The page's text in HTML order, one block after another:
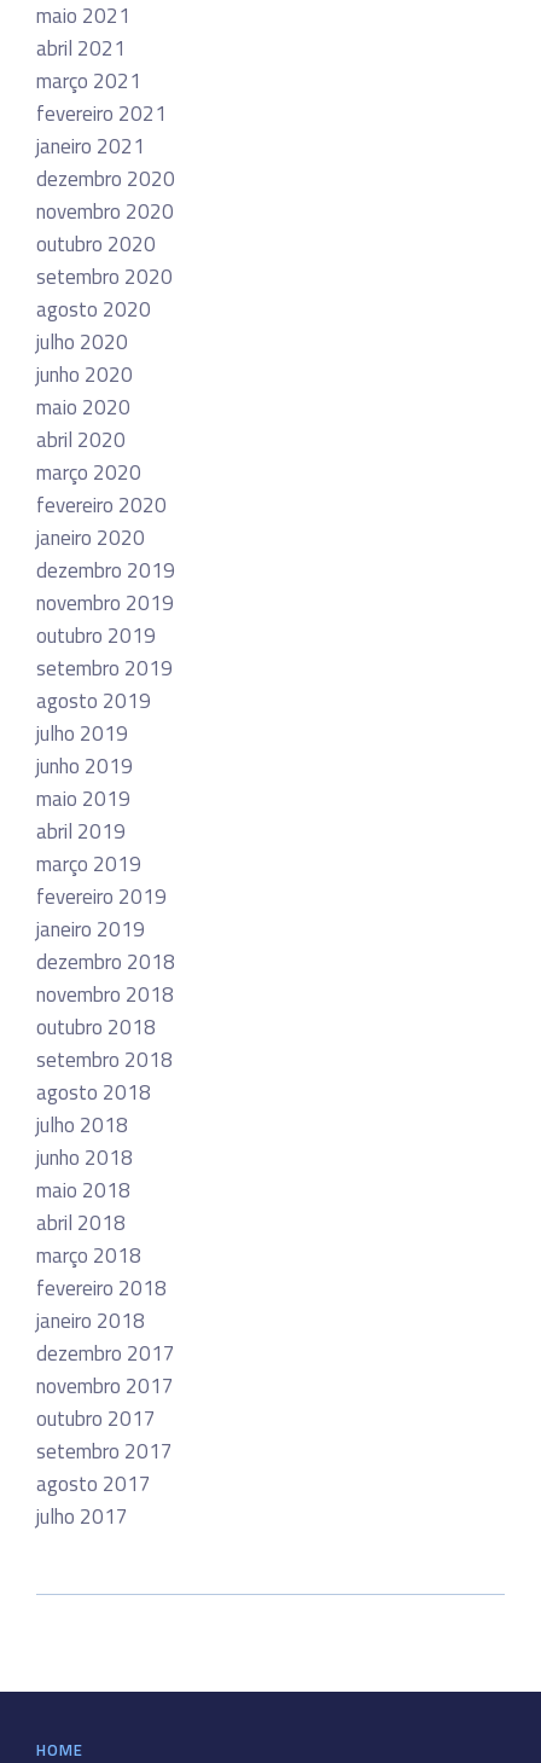
maio 2021
abril 2021
março 2021
fevereiro 2021
janeiro 2021
dezembro 2020
novembro 2020
outubro 2020
setembro 2020
agosto 2020
julho 2020
junho 2020
maio 2020
abril 2020
março 2020
fevereiro 2020
janeiro 2020
dezembro 2019
novembro 2019
outubro 2019
setembro 2019
agosto 2019
julho 2019
junho 2019
maio 2019
abril 2019
março 2019
fevereiro 2019
janeiro 2019
dezembro 2018
novembro 2018
outubro 2018
setembro 2018
agosto 2018
julho 2018
junho 2018
maio 2018
abril 2018
março 2018
fevereiro 2018
janeiro 2018
dezembro 2017
novembro 2017
outubro 2017
setembro 2017
agosto 2017
julho 2017
HOME